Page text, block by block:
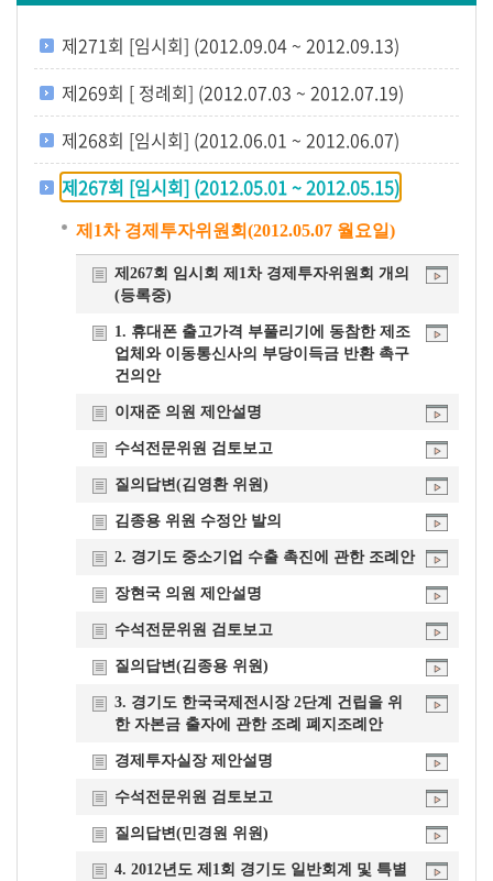
회
의
록
개
요
제271회 [임시회] (2012.09.04 ~ 2012.09.13)
제269회 [ 정례회] (2012.07.03 ~ 2012.07.19)
제268회 [임시회] (2012.06.01 ~ 2012.06.07)
제267회 [임시회] (2012.05.01 ~ 2012.05.15)
제1차 경제투자위원회(2012.05.07 월요일)
제267회 임시회 제1차 경제투자위원회 개의
(등록중)
1. 휴대폰 출고가격 부풀리기에 동참한 제조
업체와 이동통신사의 부당이득금 반환 촉구
건의안
이재준 의원 제안설명
수석전문위원 검토보고
질의답변(김영환 위원)
김종용 위원 수정안 발의
2. 경기도 중소기업 수출 촉진에 관한 조례안
장현국 의원 제안설명
수석전문위원 검토보고
질의답변(김종용 위원)
3. 경기도 한국국제전시장 2단계 건립을 위
한 자본금 출자에 관한 조례 폐지조례안
경제투자실장 제안설명
수석전문위원 검토보고
질의답변(민경원 위원)
4. 2012년도 제1회 경기도 일반회계 및 특별